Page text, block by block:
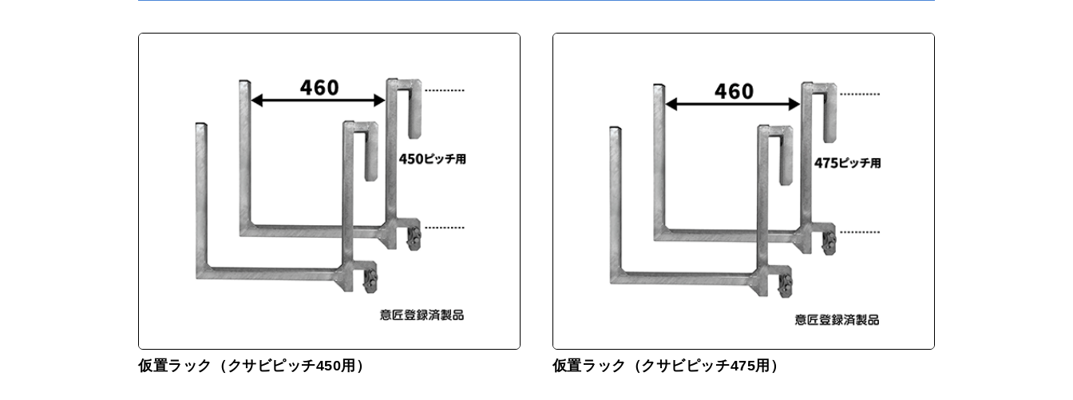
仮置ラック（クサビピッチ450用） 仮置ラック（クサビピッチ475用）